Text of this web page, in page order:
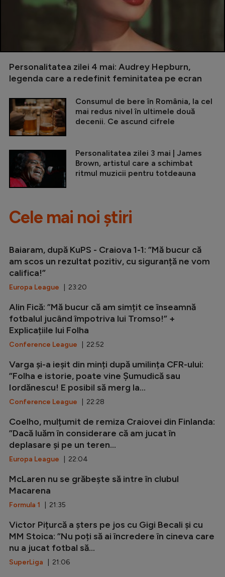
Personalitatea zilei 4 mai: Audrey Hepburn,
legenda care a redefinit feminitatea pe ecran
Consumul de bere în România, la cel
mai redus nivel în ultimele două
decenii. Ce ascund cifrele
Personalitatea zilei 3 mai | James
Brown, artistul care a schimbat
ritmul muzicii pentru totdeauna
Cele mai noi știri
Baiaram, după KuPS - Craiova 1-1: ”Mă bucur că
am scos un rezultat pozitiv, cu siguranță ne vom
califica!”
Europa League | 23:20
Alin Fică: ”Mă bucur că am simțit ce înseamnă
fotbalul jucând împotriva lui Tromso!” +
Explicațiile lui Folha
Conference League | 22:52
Varga și-a ieșit din minți după umilința CFR-ului:
”Folha e istorie, poate vine Șumudică sau
Iordănescu! E posibil să merg la...
Conference League | 22:28
Coelho, mulțumit de remiza Craiovei din Finlanda:
”Dacă luăm în considerare că am jucat în
deplasare și pe un teren...
Europa League | 22:04
McLaren nu se grăbește să intre în clubul
Macarena
Formula 1 | 21:35
Victor Pițurcă a șters pe jos cu Gigi Becali și cu
MM Stoica: ”Nu poți să ai încredere în cineva care
nu a jucat fotbal să...
SuperLiga | 21:06